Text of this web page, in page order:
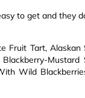
to get and they
Tart, Alaskan
Wild